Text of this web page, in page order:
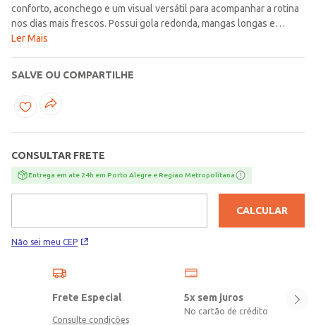
conforto, aconchego e um visual versátil para acompanhar a rotina
nos dias mais frescos. Possui gola redonda, mangas longas e
acabamentos em pontos canelados, detalhes que favorecem um
peito acrescenta um toque discreto e moderno ao modelo,
valorizando a composição com autenticidade e estilo. Uma escolha
confortável e atemporal para compor produções casuais com
Ler Mais
SALVE OU COMPARTILHE
CONSULTAR FRETE
Entrega em ate 24h em Porto Alegre e Regiao Metropolitana
Não sei meu CEP
CALCULAR
Frete Especial
Consulte condições
5x sem juros
No cartão de crédito